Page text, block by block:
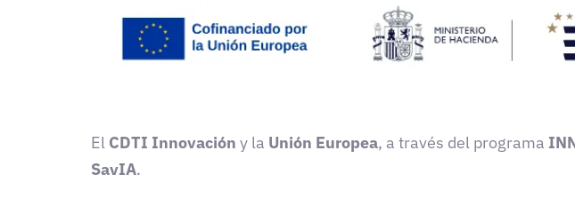
El CDTI Innovación y la Unión Europea, a través del programa
SavIA.